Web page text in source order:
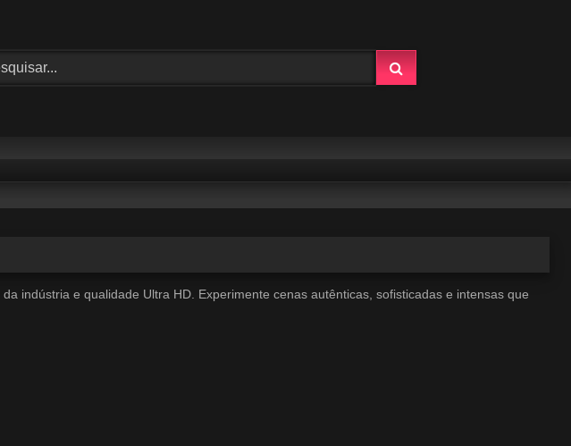
indústria e qualidade Ultra HD. Experimente cenas autênticas, sofisticadas e intensas que